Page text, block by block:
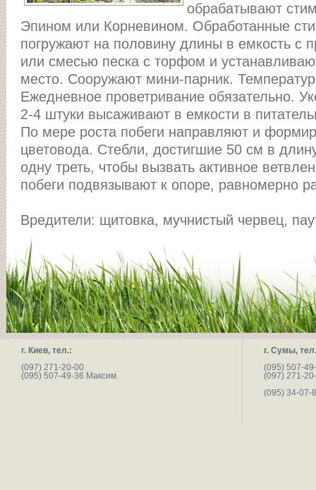
обрабатывают
Эпином или Корневином. Обработанные
погружают на половину длины в емкость с
или смесью песка с торфом и
место. Сооружают мини-парник.
Ежедневное проветривание обязательно.
2-4 штуки высаживают в емкости в
По мере роста побеги направляют и
цветовода. Стебли, достигшие 50 см в
одну треть, чтобы вызвать активное
побеги подвязывают к опоре, равномерно
Вредители: щитовка, мучнистый червец,
г. Киев, тел.:
(097) 271-20-00
(095) 507-49-36 Максим
г. Сумы,
(095) 507-
(097) 271-
(095) 34-07-